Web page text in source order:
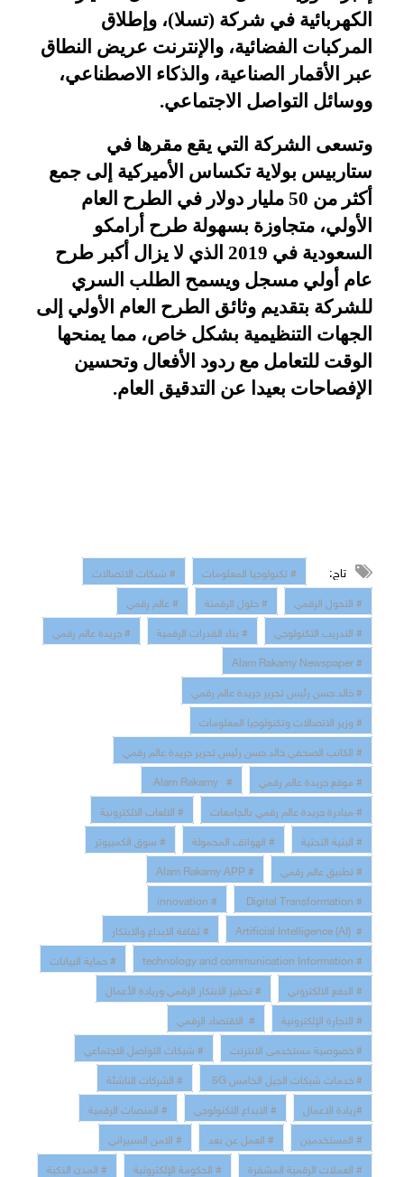
الكهربائية في شركة (تسلا)، وإطلاق
المركبات الفضائية، والإنترنت عريض النطاق
عبر الأقمار الصناعية، والذكاء الاصطناعي،
ووسائل التواصل الاجتماعي.
وتسعى الشركة التي يقع مقرها في
ستاربيس بولاية تكساس الأميركية إلى جمع
أكثر من 50 مليار دولار في الطرح العام
الأولي، متجاوزة بسهولة طرح أرامكو
السعودية في 2019 الذي لا يزال أكبر طرح
عام أولي مسجل ويسمح الطلب السري
للشركة بتقديم وثائق الطرح العام الأولي إلى
الجهات التنظيمية بشكل خاص، مما يمنحها
الوقت للتعامل مع ردود الأفعال وتحسين
الإفصاحات بعيدا عن التدقيق العام.
تاج: # تكنولوجيا المعلومات
# شبكات الاتصالات
# التحول الرقمي
# حلول الرقمنة
# عالم رقمي
# التدريب التكنولوجي
# بناء القدرات الرقمية
# جريدة عالم رقمي
# Alam Rakamy Newspaper
# خالد حسن رئيس تحرير جريدة عالم رقمي
# وزير الاتصالات وتكنولوجيا المعلومات
# الكاتب الصحفي خالد حسن رئيس تحرير جريدة عالم رقمي
# موقع جريدة عالم رقمي
# Alam Rakamy
# مبادرة جريدة عالم رقمي بالجامعات
# الالعاب الالكترونية
# البنية التحتية
# الهواتف المحمولة
# سوق الكمبيوتر
# تطبيق عالم رقمي
# Alam Rakamy APP
# Digital Transformation
# innovation
# Artificial Intelligence (AI)
# ثقافة الابداع والابتكار
# technology and communication Information
# حماية البيانات
# الدفع الالكتروني
# تحفيز الابتكار الرقمي وريادة الأعمال
# التجارة الإلكترونية
# الاقتصاد الرقمي
# خصوصية مستخدمى الانترنت
# شبكات التواصل الاجتماعي
# خدمات شبكات الجيل الخامس 5G
# الشركات الناشئة
#ريادة الاعمال
# الابداع التكنولوجي
# المنصات الرقمية
# المستخدمين
# العمل عن بعد
# الامن السبيراني
# العملات الرقمية المشفرة
# الحكومة الإلكترونية
# المدن الذكية